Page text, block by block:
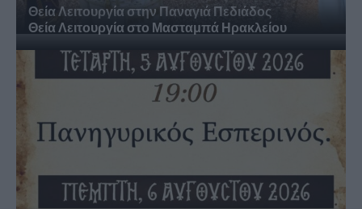
Θεία Λειτουργία στην Παναγιά Πεδιάδος
Θεία Λειτουργία στο Μασταμπά Ηρακλείου